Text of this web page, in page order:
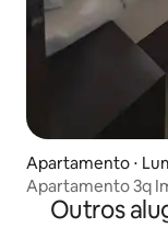
Apartamento ⋅
Apartamento 3q
Outros